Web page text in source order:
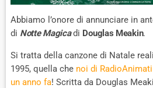
Abbiamo l’onore di annunciare in
di Notte Magicadi Douglas Meakin.
Si tratta della canzone di Natale
1995, quella che noi di
un anno fa! Scritta da Douglas